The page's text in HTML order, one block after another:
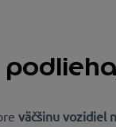
väčšinu vozidiel